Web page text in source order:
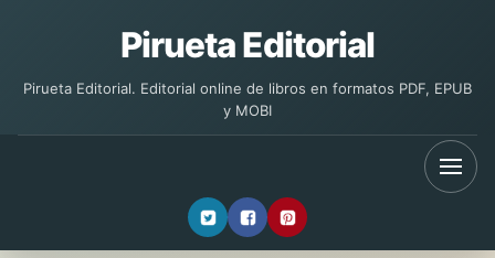
Pirueta Editorial
Pirueta Editorial. Editorial online de libros en formatos PDF, EPUB
y MOBI